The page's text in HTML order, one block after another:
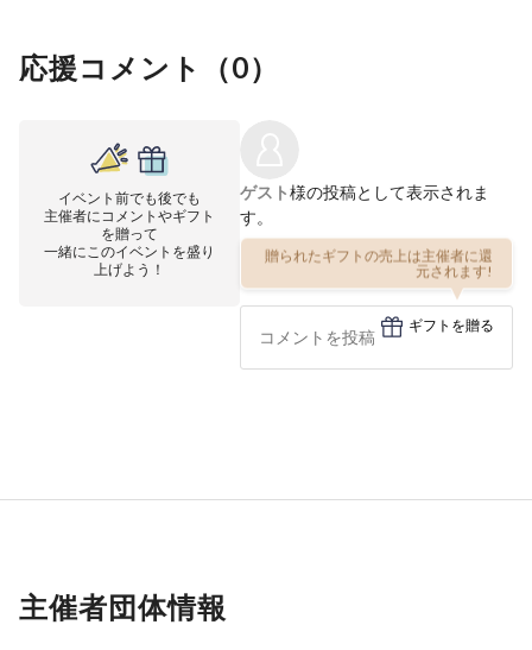
応援コメント（0）
イベント前でも後でも
主催者にコメントやギフト
を贈って
一緒にこのイベントを盛り
上げよう！
ゲスト様の投稿として表示されま
す。
贈られたギフトの売上は主催者に還
元されます!
ギフトを贈る
主催者団体情報